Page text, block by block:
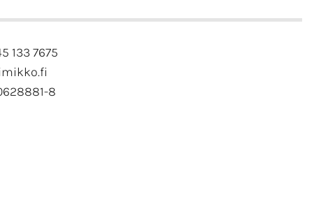
133 7675
8